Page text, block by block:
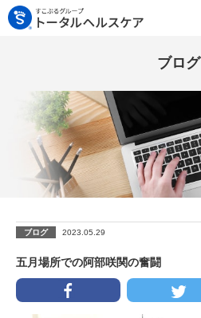
ブログ
ブログ 2023.05.29
五月場所での阿部咲関の奮闘